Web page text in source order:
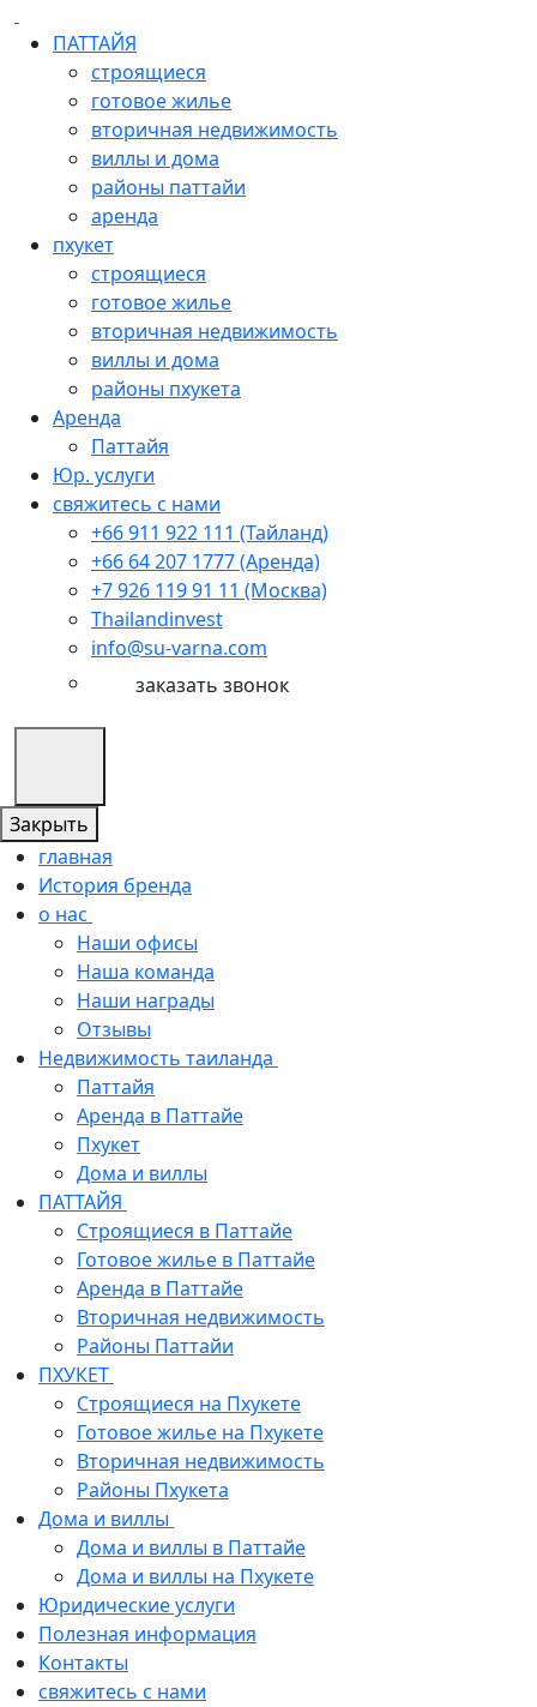
ПАТТАЙЯ
строящиеся
готовое жилье
вторичная недвижимость
виллы и дома
районы паттайи
аренда
пхукет
строящиеся
готовое жилье
вторичная недвижимость
виллы и дома
районы пхукета
Аренда
Паттайя
Юр. услуги
свяжитесь с нами
+66 911 922 111 (Тайланд)
+66 64 207 1777 (Аренда)
+7 926 119 91 11 (Москва)
Thailandinvest
info@su-varna.com
заказать звонок
Закрыть
главная
История бренда
о нас
Наши офисы
Наша команда
Наши награды
Отзывы
Недвижимость таиланда
Паттайя
Аренда в Паттайе
Пхукет
Дома и виллы
ПАТТАЙЯ
Строящиеся в Паттайе
Готовое жилье в Паттайе
Аренда в Паттайе
Вторичная недвижимость
Районы Паттайи
ПХУКЕТ
Строящиеся на Пхукете
Готовое жилье на Пхукете
Вторичная недвижимость
Районы Пхукета
Дома и виллы
Дома и виллы в Паттайе
Дома и виллы на Пхукете
Юридические услуги
Полезная информация
Контакты
свяжитесь с нами